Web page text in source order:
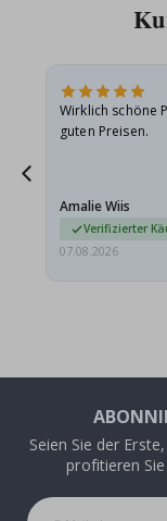
Wirklich schöne
guten Preisen.
Amalie Wiis
Verifizierter
07.08.2026
Seien Sie der
profitieren